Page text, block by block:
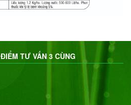
ĐIỂM TƯ VẤN 3 CÙNG